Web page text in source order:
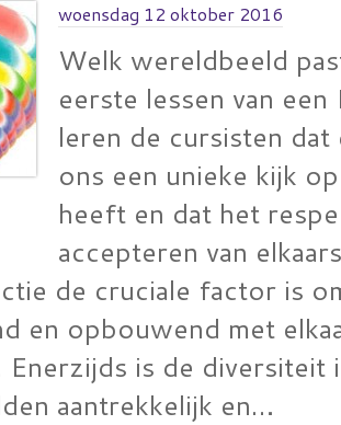
woensdag 12 oktober 2016
Welk wereldbeeld
eerste lessen van
leren de cursisten dat
ons een unieke kijk
heeft en dat het
accepteren van
de cruciale factor is
en opbouwend met
Enerzijds is de diversiteit
aantrekkelijk en…